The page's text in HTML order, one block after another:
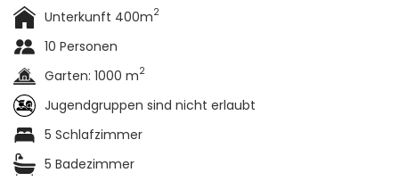
Unterkunft 400m2
10 Personen
Garten: 1000 m2
Jugendgruppen sind nicht erlaubt
5 Schlafzimmer
5 Badezimmer